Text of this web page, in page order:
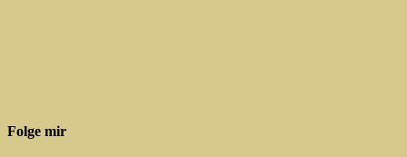
Folge mir